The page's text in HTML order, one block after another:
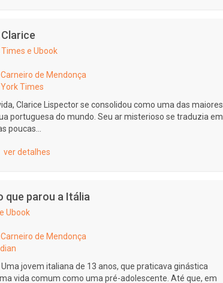
e Ubook
Carneiro de Mendonça
Times
Clarice Lispector se consolidou como uma das maiores
portuguesa do mundo. Seu ar misterioso se traduzia em
poucas...
ver detalhes
que parou a Itália
Ubook
Carneiro de Mendonça
jovem italiana de 13 anos, que praticava ginástica
vida comum como uma pré-adolescente. Até que, em